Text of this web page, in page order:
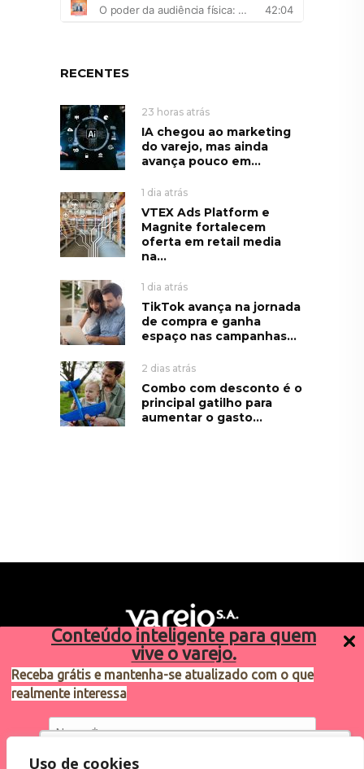
Conteúdo inteligente para quem
vive o varejo.
Receba grátis e mantenha-se atualizado com o que
realmente interessa
Utilizamos cookies para oferecer melhor
Uso de cookies
RECENTES
23 horas atrás
IA chegou ao marketing
do varejo, mas ainda
avança pouco em...
1 dia atrás
VTEX Ads Platform e
Magnite fortalecem
oferta em retail media
na...
1 dia atrás
TikTok avança na jornada
de compra e ganha
espaço nas campanhas...
2 dias atrás
Combo com desconto é o
principal gatilho para
aumentar o gasto...
Sugestões de pauta
varejosa@cndl.org.br